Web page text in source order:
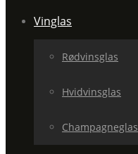
Vinglas
Rødvinsglas
Hvidvinsglas
Champagneglas